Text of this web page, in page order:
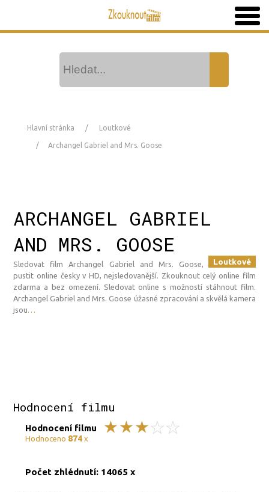
Hlavní stránka Loutkové
Archangel Gabriel and Mrs. Goose
ARCHANGEL GABRIEL
AND MRS. GOOSE
Loutkové
Sledovat film Archangel Gabriel and Mrs. Goose,
pustit online česky v HD, nejsledovanější. Zkouknout celý online film
zdarma a bez omezení. Sledovat online s možností stáhnout film.
Archangel Gabriel and Mrs. Goose úžasné zpracování a skvělá kamera
jsou
Hodnocení filmu
Hodnocení filmu
Hodnoceno 874x
Počet zhlédnutí: 14065 x